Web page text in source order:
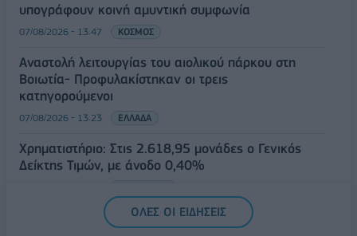
υπογράφουν κοινή αμυντική συμφωνία
07/08/2026 - 13:47 ΚΟΣΜΟΣ
Αναστολή λειτουργίας του αιολικού πάρκου στη
Βοιωτία- Προφυλακίστηκαν οι τρεις
κατηγορούμενοι
07/08/2026 - 13:23 ΕΛΛΑΔΑ
Χρηματιστήριο: Στις 2.618,95 μονάδες ο Γενικός
Δείκτης Τιμών, με άνοδο 0,40%
ΟΛΕΣ ΟΙ ΕΙΔΗΣΕΙΣ